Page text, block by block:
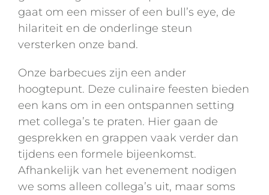
gaat om een misser of een bull’s eye, de
hilariteit en de onderlinge steun
versterken onze band.
Onze barbecues zijn een ander
hoogtepunt. Deze culinaire feesten bieden
een kans om in een ontspannen setting
met collega’s te praten. Hier gaan de
gesprekken en grappen vaak verder dan
tijdens een formele bijeenkomst.
Afhankelijk van het evenement nodigen
we soms alleen collega’s uit, maar soms